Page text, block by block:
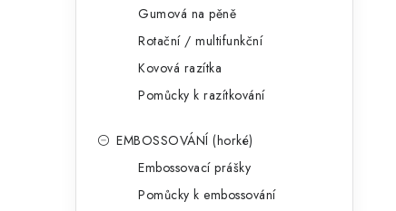
Gumová na pěně
Rotační / multifunkční
Kovová razítka
Pomůcky k razítkování
EMBOSSOVÁNÍ (horké)
Embossovací prášky
Pomůcky k embossování